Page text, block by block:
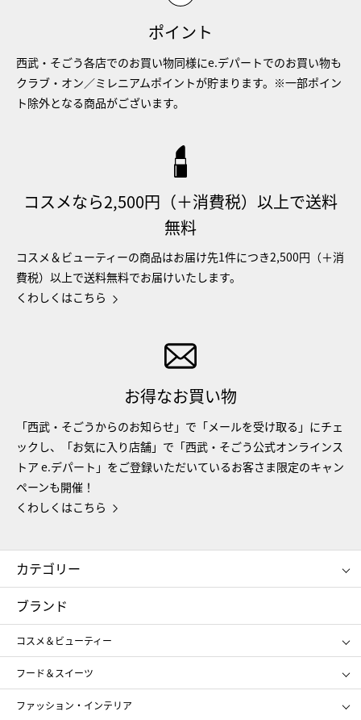
ポイント
西武・そごう各店でのお買い物同様にe.デパートでのお買い物も
クラブ・オン／ミレニアムポイントが貯まります。※一部ポイン
ト除外となる商品がございます。
コスメなら2,500円（＋消費税）以上で送料
無料
コスメ＆ビューティーの商品はお届け先1件につき2,500円（＋消
費税）以上で送料無料でお届けいたします。
くわしくはこちら
お得なお買い物
「西武・そごうからのお知らせ」で「メールを受け取る」にチェ
ックし、「お気に入り店舗」で「西武・そごう公式オンラインス
トア e.デパート」をご登録いただいているお客さま限定のキャン
ペーンも開催！
くわしくはこちら
カテゴリー
コスメ＆ビューティー
ギフト
レディース
メンズ
スポーツ・アウトドア
お中元
お歳暮
ブランド
コスメ＆ビューティー
SHISEIDO
ポール&ジョー ボーテ
ジルスチュアート
NARS
フード＆スイーツ
アンリ・シャルパンティエ
ファッション・インテリア